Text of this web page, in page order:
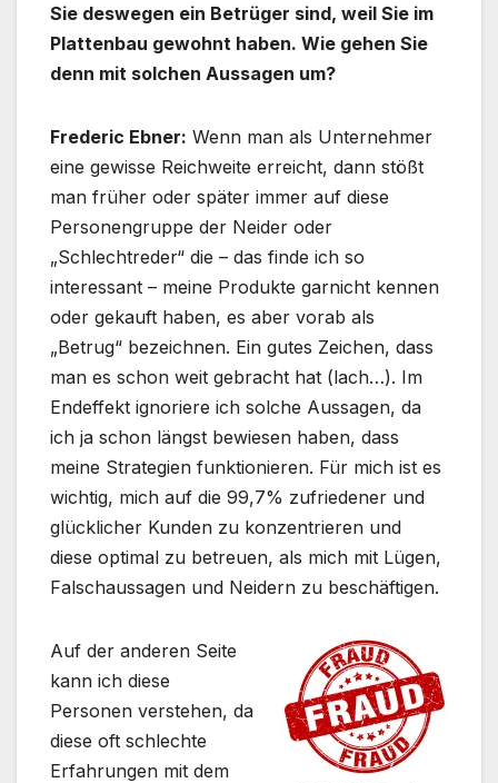
Sie deswegen ein Betrüger sind, weil Sie im
Plattenbau gewohnt haben. Wie gehen Sie
denn mit solchen Aussagen um?
Frederic Ebner: Wenn man als Unternehmer
eine gewisse Reichweite erreicht, dann stößt
man früher oder später immer auf diese
Personengruppe der Neider oder
„Schlechtreder“ die – das finde ich so
interessant – meine Produkte garnicht kennen
oder gekauft haben, es aber vorab als
„Betrug“ bezeichnen. Ein gutes Zeichen, dass
man es schon weit gebracht hat (lach…). Im
Endeffekt ignoriere ich solche Aussagen, da
ich ja schon längst bewiesen haben, dass
meine Strategien funktionieren. Für mich ist es
wichtig, mich auf die 99,7% zufriedener und
glücklicher Kunden zu konzentrieren und
diese optimal zu betreuen, als mich mit Lügen,
Falschaussagen und Neidern zu beschäftigen.
Auf der anderen Seite
kann ich diese
Personen verstehen, da
diese oft schlechte
Erfahrungen mit dem